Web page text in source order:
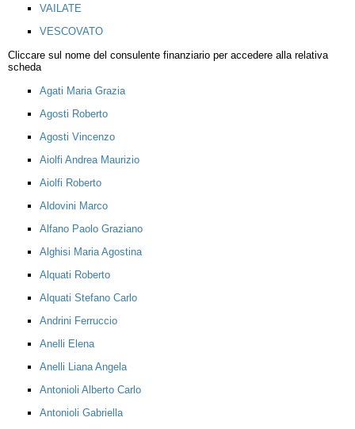
VAILATE
VESCOVATO
Cliccare sul nome del consulente finanziario per accedere alla relativa
scheda
Agati Maria Grazia
Agosti Roberto
Agosti Vincenzo
Aiolfi Andrea Maurizio
Aiolfi Roberto
Aldovini Marco
Alfano Paolo Graziano
Alghisi Maria Agostina
Alquati Roberto
Alquati Stefano Carlo
Andrini Ferruccio
Anelli Elena
Anelli Liana Angela
Antonioli Alberto Carlo
Antonioli Gabriella